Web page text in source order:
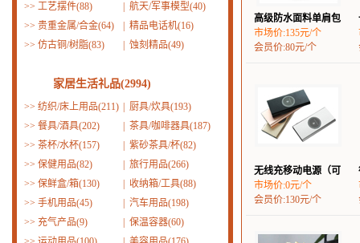
>> 工艺摆件(88)
航天/军事模型(40)
>> 贵重金属/合金(64)
精品电话机(16)
>> 仿古铜/树脂(83) 蚀刻精品(49)
家居生活礼品(2994)
>> 纺织/床上用品(211)
厨具/炊具(193)
>> 餐具/酒具(202)
茶具/咖啡器具(187)
>> 茶杯/水杯(157)
紫砂茶具/杯(82)
>> 保健用品(82)
旅行用品(266)
>> 保鲜盒/箱(130)
收纳箱/工具(88)
>> 手机用品(45)
汽车用品(198)
>> 充气产品(9)
保温容器(60)
高级防水面料单肩包
市场价:135元/个
会员价:80元/个
无线充移动电源（可
市场价:0元/个
会员价:130元/个